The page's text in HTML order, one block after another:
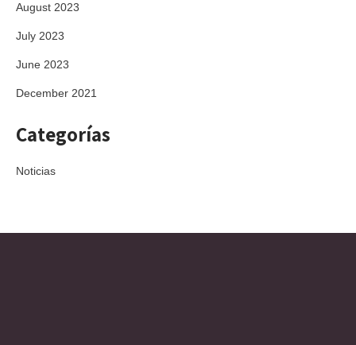
August 2023
July 2023
June 2023
December 2021
Categorías
Noticias